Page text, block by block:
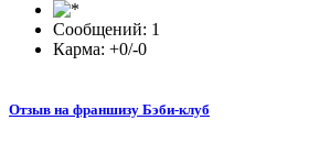
Сообщений: 1
Карма: +0/-0
Отзыв на франшизу Бэби-клуб